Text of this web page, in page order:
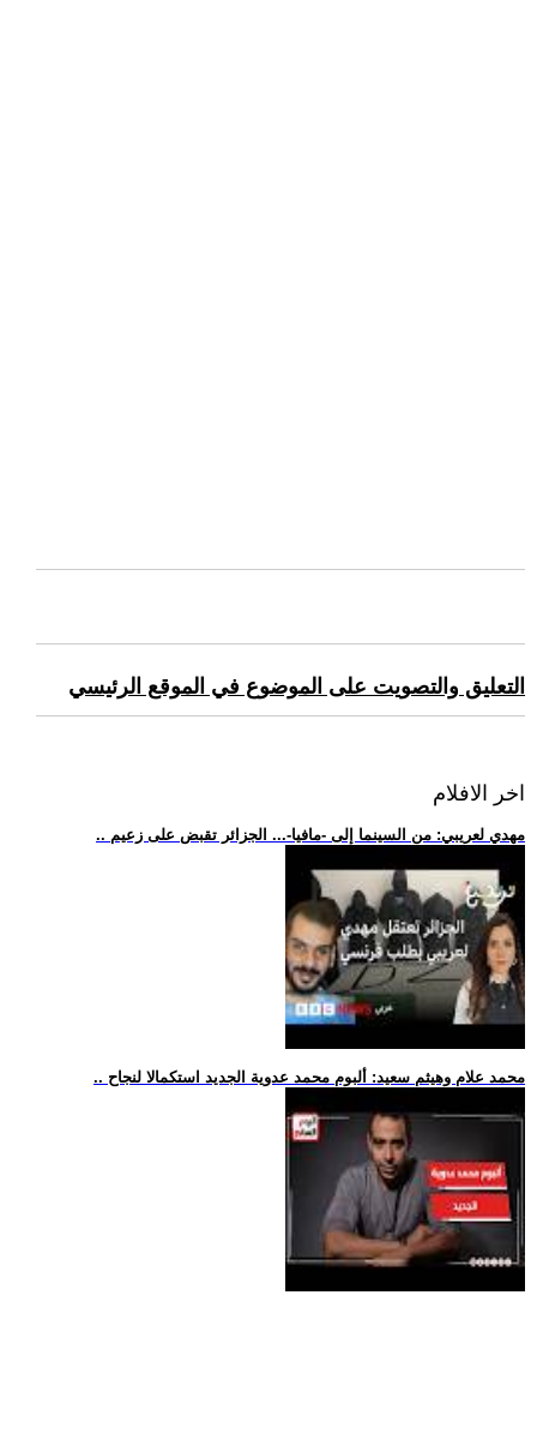
التعليق والتصويت على الموضوع في الموقع الرئيسي
اخر الافلام
.. مهدي لعريبي: من السينما إلى -مافيا-... الجزائر تقبض على زعيم
.. محمد علام وهيثم سعيد: ألبوم محمد عدوية الجديد استكمالا لنجاح